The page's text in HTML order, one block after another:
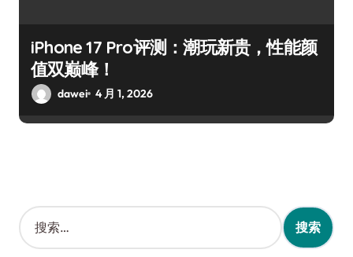
iPhone 17 Pro评测：潮玩新贵，性能颜
值双巅峰！
dawei 4 月 1, 2026
搜
索
：